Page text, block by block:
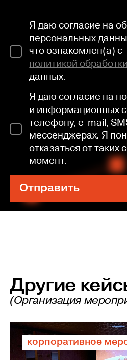
Я даю согласие на
персональных
что ознакомлен(а) с
политикой
данных.
Я даю согласие на
и информационных
телефону, e-mail,
мессенджерах. Я
отказаться от
момент.
Отправить
Другие
(Организация
корпоративное